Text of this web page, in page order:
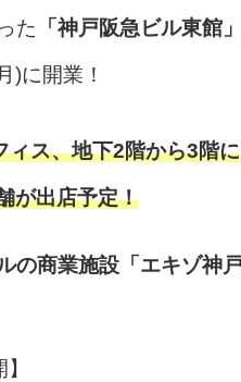
た 「神戸阪急ビル東館」
)に開業！
ィス、地下2階から3階
が出店予定！
の商業施設「エキゾ神戸